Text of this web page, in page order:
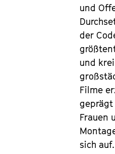
und
der
und
Filme
Frauen
sich auf.